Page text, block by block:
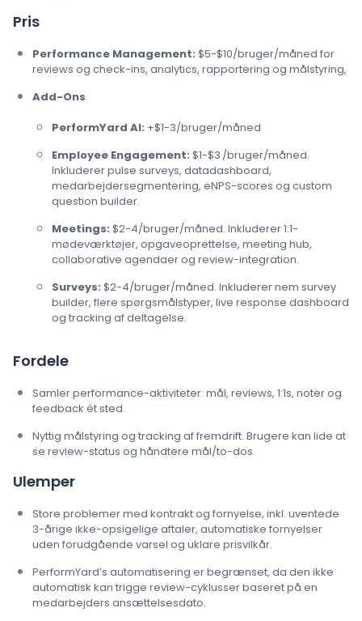
Pris
Performance Management: $5-$10/bruger/måned for
reviews og check-ins, analytics, rapportering og målstyring,
Add-Ons
PerformYard AI: +$1-3/bruger/måned
Employee Engagement: $1-$3 /bruger/måned.
Inkluderer pulse surveys, datadashboard,
medarbejdersegmentering, eNPS-scores og custom
question builder.
Meetings: $2-4/bruger/måned. Inkluderer 1:1-
mødeværktøjer, opgaveoprettelse, meeting hub,
collaborative agendaer og review-integration.
Surveys: $2-4/bruger/måned. Inkluderer nem survey
builder, flere spørgsmålstyper, live response dashboard
og tracking af deltagelse.
Fordele
Samler performance-aktiviteter: mål, reviews, 1:1s, noter og
feedback ét sted.
Nyttig målstyring og tracking af fremdrift. Brugere kan lide at
se review-status og håndtere mål/to-dos.
Ulemper
Store problemer med kontrakt og fornyelse, inkl. uventede
3-årige ikke-opsigelige aftaler, automatiske fornyelser
uden forudgående varsel og uklare prisvilkår.
PerformYard’s automatisering er begrænset, da den ikke
automatisk kan trigge review-cyklusser baseret på en
medarbejders ansættelsesdato.